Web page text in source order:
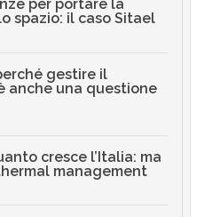
per portare la
spazio: il caso Sitael
gestire il
anche una questione
cresce l’Italia: ma
management